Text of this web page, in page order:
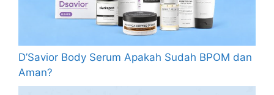
D’Savior Body Serum Apakah Sudah BPOM dan
Aman?